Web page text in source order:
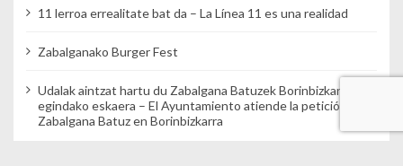
11 lerroa errealitate bat da – La Línea 11 es una realidad
Zabalganako Burger Fest
Udalak aintzat hartu du Zabalgana Batuzek Borinbizkarran
egindako eskaera – El Ayuntamiento atiende la petición de
Zabalgana Batuz en Borinbizkarra